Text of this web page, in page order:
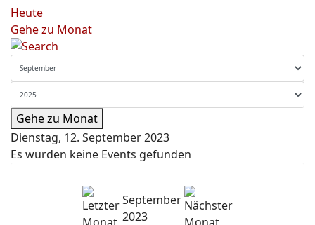
Heute
Gehe zu Monat
Gehe zu Monat
Dienstag, 12. September 2023
Es wurden keine Events gefunden
September
2023